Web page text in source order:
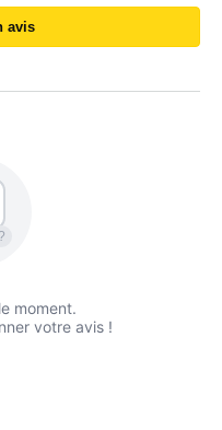
avis
?
moment.
votre avis !